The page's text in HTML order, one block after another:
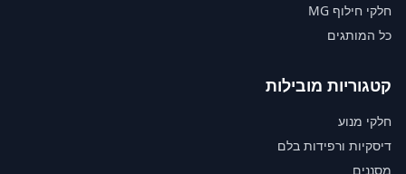
חלקי חילוף MG
כל המותגים
קטגוריות מובילות
חלקי מנוע
דיסקיות ורפידות בלם
מסננים